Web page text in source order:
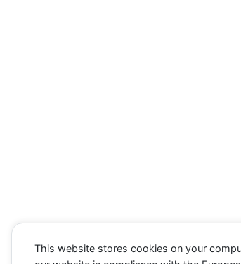
Impressum/
This website stores cookies on your